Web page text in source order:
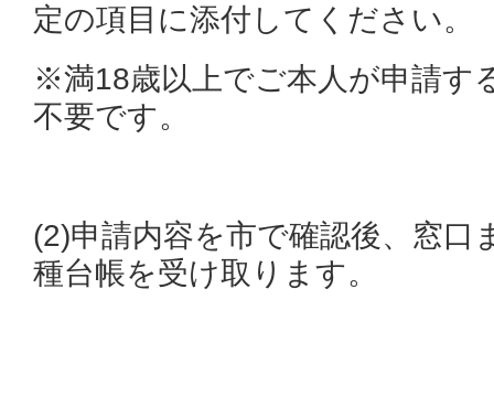
定の項目に添付してください。
※満18歳以上でご本人が申請す
不要です。
(2)申請内容を市で確認後、窓口
種台帳を受け取ります。